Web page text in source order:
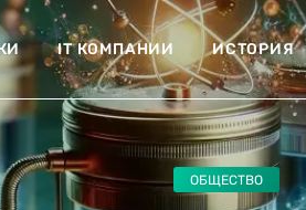
IT КОМПАНИИ ИСТОРИЯ
ОБЩЕСТВО